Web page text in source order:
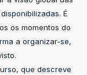
É
os momentos do
a organizar-se,
que descreve